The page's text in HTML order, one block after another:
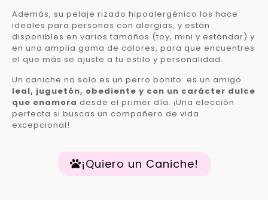
Además, su pelaje rizado hipoalergénico los hace
ideales para personas con alergias, y están
disponibles en varios tamaños (toy, mini y estándar) y
en una amplia gama de colores, para que encuentres
el que más se ajuste a tu estilo y personalidad.
Un caniche no solo es un perro bonito: es un amigo
leal, juguetón, obediente y con un carácter dulce
que enamora desde el primer día. ¡Una elección
perfecta si buscas un compañero de vida
excepcional!
¡Quiero un Caniche!